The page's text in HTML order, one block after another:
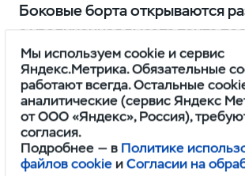
Боковые борта открываются
а увеличенная высота тента
осуществлять погрузку в
Мы используем cookie и сервис
Яндекс.Метрика. Обязательные
работают всегда. Остальные
аналитические (сервис Яндекс
от ООО «Яндекс», Россия),
согласия.
Подробнее — в Политике
файлов cookie иСогласии на